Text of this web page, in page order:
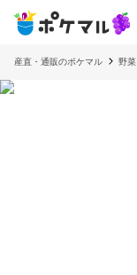
産直・通販のポケマル 野菜